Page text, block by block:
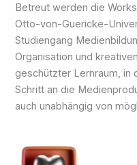
Betreut wer­den die
Otto-­von-­Gue­ri­cke-­
Studien­gang
Organi­sation und
geschütz­ter Lern­raum, in
Schritt an die
auch unab­hän­gig von